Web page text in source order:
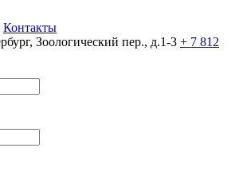
Контакты
Зоологический пер., д.1-3 + 7 812